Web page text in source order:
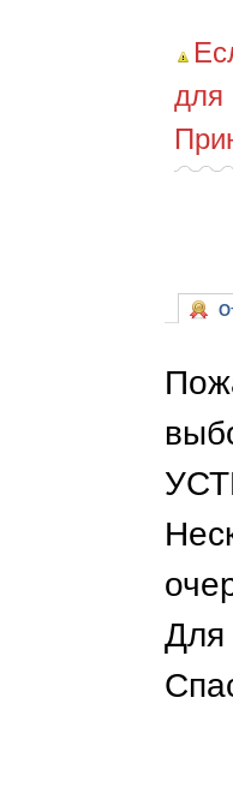
для
Для